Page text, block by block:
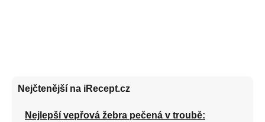
Nejčtenější na iRecept.cz
Nejlepší vepřová žebra pečená v troubě: